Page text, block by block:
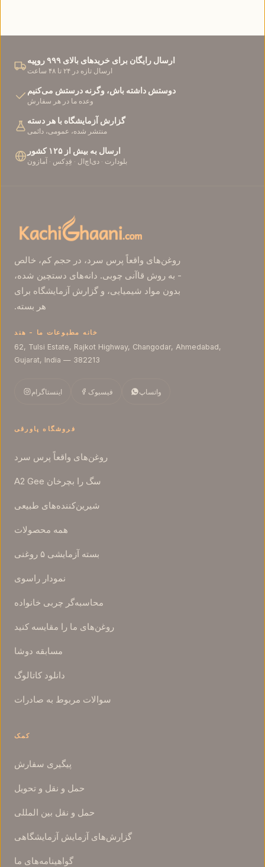
ارسال رایگان برای خریدهای بالای ۹۹۹ روپیه
ارسال تازه در ۲۴ تا ۴۸ ساعت
دوستش داشته باش، وگرنه درستش می‌کنیم
وعده ما در هر سفارش
گزارش آزمایشگاه با هر دسته
منتشر شده، عمومی، دائمی
ارسال به بیش از ۱۲۵ کشور
بلودارت · دی‌اچ‌ال · فِدِکس · آمازون
روغن‌های واقعاً پرس سرد، در حجم کم، خالص
- به روش قاآنی چوبی. دانه‌های دستچین شده،
بدون مواد شیمیایی، و گزارش آزمایشگاه برای
هر بسته.
خانه مطبوعات ما - هند
62, Tulsi Estate, Rajkot Highway, Changodar, Ahmedabad,
Gujarat, India — 382213
اینستاگرام فیسبوک واتساپ
فروشگاه پاورقی
روغن‌های واقعاً پرس سرد
سگ را بچرخان A2 Gee
شیرین‌کننده‌های طبیعی
همه محصولات
بسته آزمایشی ۵ روغنی
نمودار راسوی
محاسبه‌گر چربی خانواده
روغن‌های ما را مقایسه کنید
مسابقه دوشا
دانلود کاتالوگ
سوالات مربوط به صادرات
کمک
پیگیری سفارش
حمل و نقل و تحویل
حمل و نقل بین المللی
گزارش‌های آزمایش آزمایشگاهی
گواهینامه‌های ما
Bahasa Indonesia Français
فارسی
Deutsch